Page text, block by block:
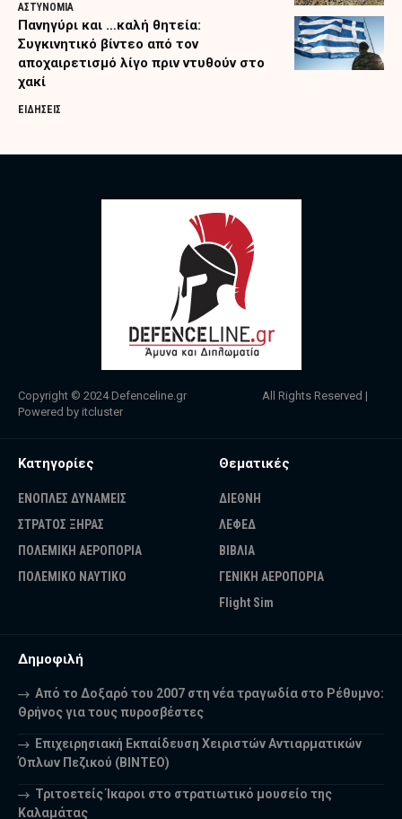
ΑΣΤΥΝΟΜΙΑ
Πανηγύρι και …καλή θητεία:
Συγκινητικό βίντεο από τον
αποχαιρετισμό λίγο πριν ντυθούν στο
χακί
ΕΙΔΗΣΕΙΣ
Copyright © 2024 Defenceline.gr All Rights Reserved |
Powered by itcluster
Κατηγορίες
ΕΝΟΠΛΕΣ ΔΥΝΑΜΕΙΣ
ΣΤΡΑΤΟΣ ΞΗΡΑΣ
ΠΟΛΕΜΙΚΗ ΑΕΡΟΠΟΡΙΑ
ΠΟΛΕΜΙΚΟ ΝΑΥΤΙΚΟ
Θεματικές
ΔΙΕΘΝΗ
ΛΕΦΕΔ
ΒΙΒΛΙΑ
ΓΕΝΙΚΗ ΑΕΡΟΠΟΡΙΑ
Flight Sim
Δημοφιλή
Από το Δοξαρό του 2007 στη νέα τραγωδία στο Ρέθυμνο:
Θρήνος για τους πυροσβέστες
Επιχειρησιακή Εκπαίδευση Χειριστών Αντιαρματικών
Όπλων Πεζικού (ΒΙΝΤΕΟ)
Τριτοετείς Ίκαροι στο στρατιωτικό μουσείο της
Καλαμάτας